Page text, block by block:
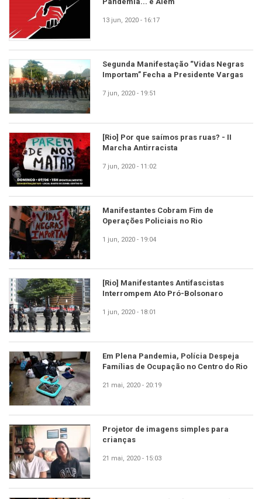
13 jun, 2020 - 16:17
Segunda Manifestação “Vidas Negras
Importam” Fecha a Presidente Vargas
7 jun, 2020 - 19:51
[Rio] Por que saímos pras ruas? - II
Marcha Antirracista
7 jun, 2020 - 11:02
Manifestantes Cobram Fim de
Operações Policiais no Rio
1 jun, 2020 - 19:04
[Rio] Manifestantes Antifascistas
Interrompem Ato Pró-Bolsonaro
1 jun, 2020 - 18:01
Em Plena Pandemia, Polícia Despeja
Famílias de Ocupação no Centro do Rio
21 mai, 2020 - 20:19
Projetor de imagens simples para
crianças
21 mai, 2020 - 15:03